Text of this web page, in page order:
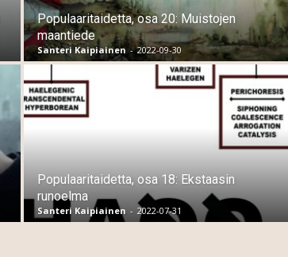
Populaaritaidetta, osa 20: Muistojen
maantiede
Santeri Kaipiainen - 2022-09-30
Populaaritaidetta, osa 18: Ekstaasin
runoelma
Santeri Kaipiainen - 2022-07-31